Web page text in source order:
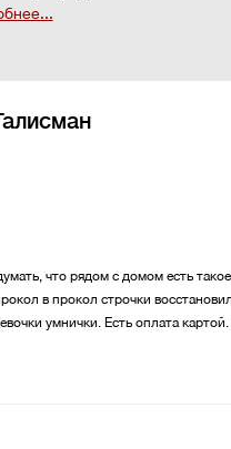
что рядом с домом есть
в прокол строчки
умнички. Есть оплата